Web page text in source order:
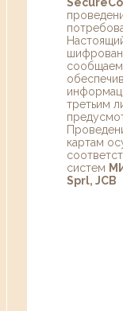
третьим
картам
систем
Sprl, JCB